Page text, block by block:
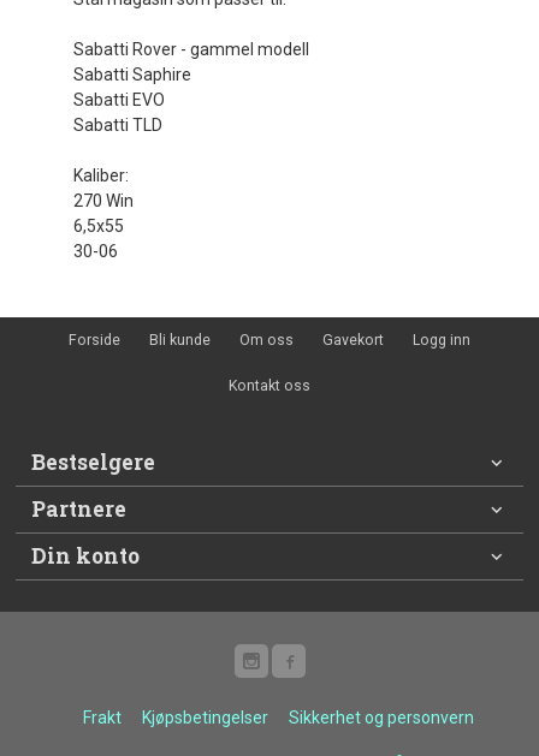
Sabatti Rover - gammel modell
Sabatti Saphire
Sabatti EVO
Sabatti TLD
Kaliber:
270 Win
6,5x55
30-06
Forside Bli kunde Om oss Gavekort Logg inn
Kontakt oss
Bestselgere
Partnere
Din konto
Frakt Kjøpsbetingelser Sikkerhet og personvern